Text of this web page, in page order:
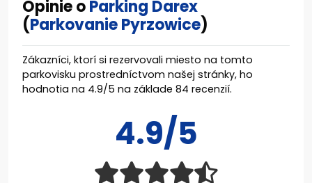
Opinie oParking Darex
(Parkovanie Pyrzowice)
Zákazníci, ktorí si rezervovali miesto na tomto
parkovisku prostredníctvom našej stránky, ho
hodnotia na 4.9/5 na základe 84 recenzií.
4.9/5